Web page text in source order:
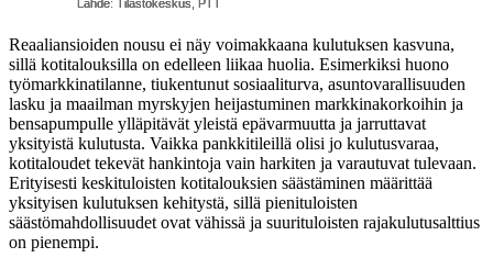
Reaaliansioiden nousu ei näy voimakkaana kulutuksen kasvuna,
sillä kotitalouksilla on edelleen liikaa huolia. Esimerkiksi huono
työmarkkinatilanne, tiukentunut sosiaaliturva, asuntovarallisuuden
lasku ja maailman myrskyjen heijastuminen markkinakorkoihin ja
bensapumpulle ylläpitävät yleistä epävarmuutta ja jarruttavat
yksityistä kulutusta. Vaikka pankkitileillä olisi jo kulutusvaraa,
kotitaloudet tekevät hankintoja vain harkiten ja varautuvat tulevaan.
Erityisesti keskituloisten kotitalouksien säästäminen määrittää
yksityisen kulutuksen kehitystä, sillä pienituloisten
säästömahdollisuudet ovat vähissä ja suurituloisten rajakulutusalttius
on pienempi.